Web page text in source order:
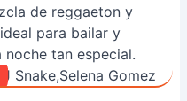
de reggaeton y
para bailar y
tan especial.